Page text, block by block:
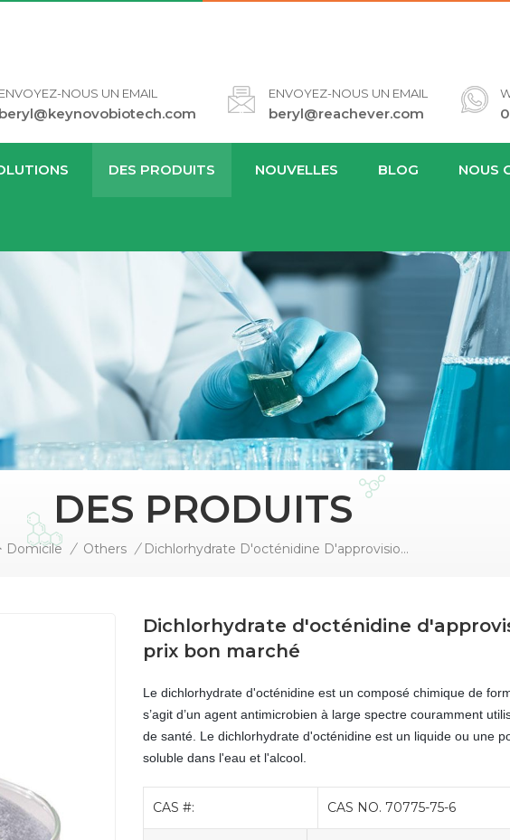
NOUS UN EMAIL ENVOYEZ-NOUS UN EMAIL
beryl@reachever.com
DES PRODUITS NOUVELLES BLOG NOUS
DES PRODUITS
Domicile / Others / Dichlorhydrate D'octénidine D'approvisionnement D'usine À Prix Bon Marché
Dichlorhydrate d'octénidine
prix bon marché
Le dichlorhydrate d'octénidine est un composé chimique de
s’agit d’un agent antimicrobien à large spectre couramment
de santé. Le dichlorhydrate d'octénidine est un liquide ou une
soluble dans l'eau et l'alcool.
CAS #: CAS NO. 70775-75-6